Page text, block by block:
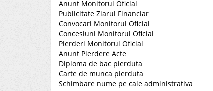
Anunt Monitorul Oficial
Publicitate Ziarul Financiar
Convocari Monitorul Oficial
Concesiuni Monitorul Oficial
Pierderi Monitorul Oficial
Anunt Pierdere Acte
Diploma de bac pierduta
Carte de munca pierduta
Schimbare nume pe cale administrativa